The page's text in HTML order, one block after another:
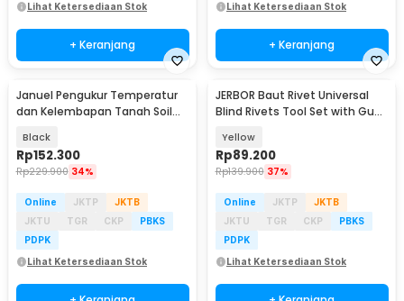
Lihat Ketersediaan Stok
+ Keranjang
Lihat Ketersediaan Stok
+ Keranjang
Januel Pengukur Temperatur
dan Kelembapan Tanah Soil
Black
Rp152.300
Rp229.900 34%
Online JKTP
JKTB
JKTU
TGR CKP
PBKS
PDPK
Lihat Ketersediaan Stok
JERBOR Baut Rivet Universal
Blind Rivets Tool Set with Gun
Yellow
Rp89.200
Rp139.900 37%
Online JKTP
JKTB
JKTU
TGR CKP
PBKS
PDPK
Lihat Ketersediaan Stok